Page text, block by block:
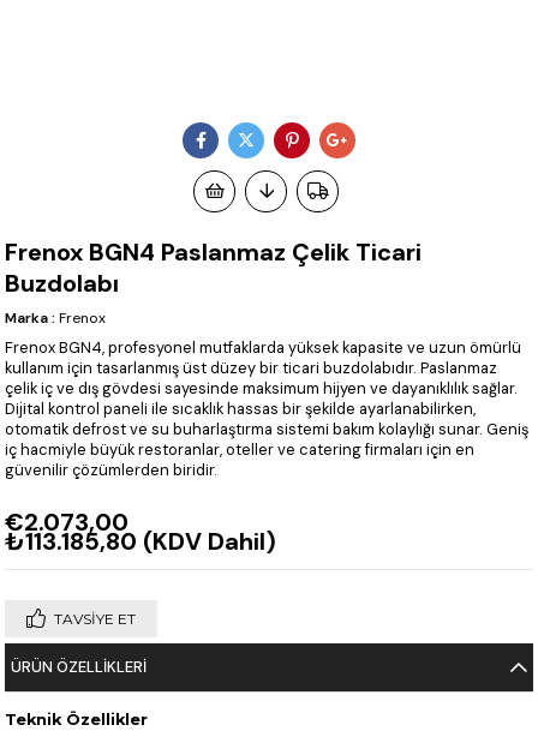
Frenox BGN4 Paslanmaz Çelik Ticari
Buzdolabı
Marka : Frenox
Frenox BGN4, profesyonel mutfaklarda yüksek kapasite ve uzun ömürlü
kullanım için tasarlanmış üst düzey bir ticari buzdolabıdır. Paslanmaz
çelik iç ve dış gövdesi sayesinde maksimum hijyen ve dayanıklılık sağlar.
Dijital kontrol paneli ile sıcaklık hassas bir şekilde ayarlanabilirken,
otomatik defrost ve su buharlaştırma sistemi bakım kolaylığı sunar. Geniş
iç hacmiyle büyük restoranlar, oteller ve catering firmaları için en
güvenilir çözümlerden biridir.
€2.073,00
₺113.185,80 (KDV Dahil)
TAVSIYE ET
ÜRÜN ÖZELLIKLERI
Teknik Özellikler